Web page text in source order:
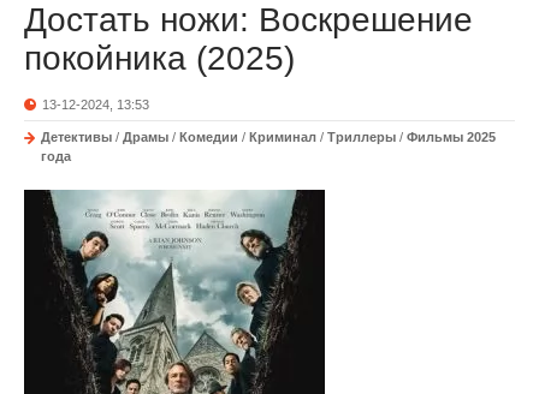
Достать ножи: Воскрешение
покойника (2025)
13-12-2024, 13:53
Детективы / Драмы / Комедии / Криминал / Триллеры / Фильмы 2025
года